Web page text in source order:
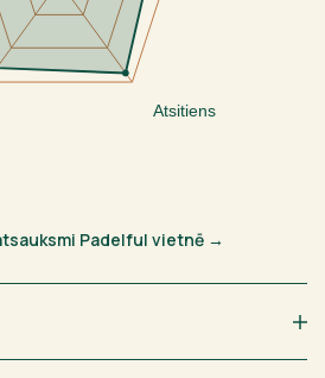
Atsitiens
Padelful vietnē →